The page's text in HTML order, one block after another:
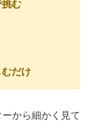
む
だけ
から細かく見て